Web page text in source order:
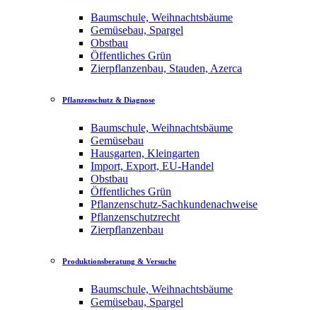
Baumschule, Weihnachtsbäume
Gemüsebau, Spargel
Obstbau
Öffentliches Grün
Zierpflanzenbau, Stauden, Azerca
Pflanzenschutz & Diagnose
Baumschule, Weihnachtsbäume
Gemüsebau
Hausgarten, Kleingarten
Import, Export, EU-Handel
Obstbau
Öffentliches Grün
Pflanzenschutz-Sachkundenachweise
Pflanzenschutzrecht
Zierpflanzenbau
Produktionsberatung & Versuche
Baumschule, Weihnachtsbäume
Gemüsebau, Spargel